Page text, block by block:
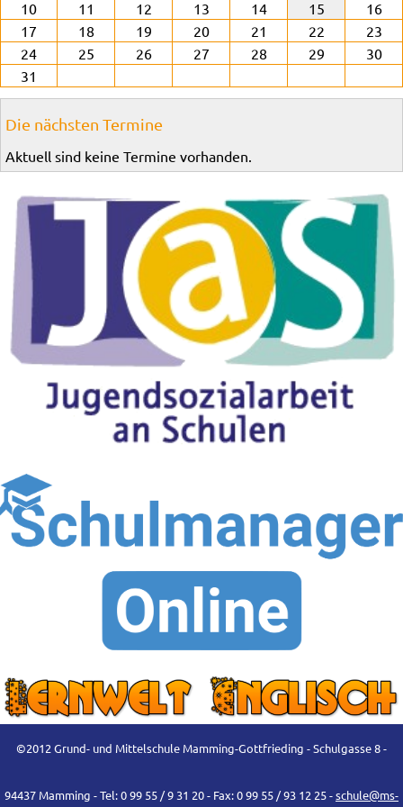
10
11 12 13 14 15
16
17
18 19 20 21 22
23
24
25 26 27 28 29
30
31
Die nächsten Termine
Aktuell sind keine Termine vorhanden.
©2012 Grund- und Mittelschule Mamming-Gottfrieding - Schulgasse 8 -
94437 Mamming - Tel: 0 99 55 / 9 31 20 - Fax: 0 99 55 / 93 12 25 -schule@ms-